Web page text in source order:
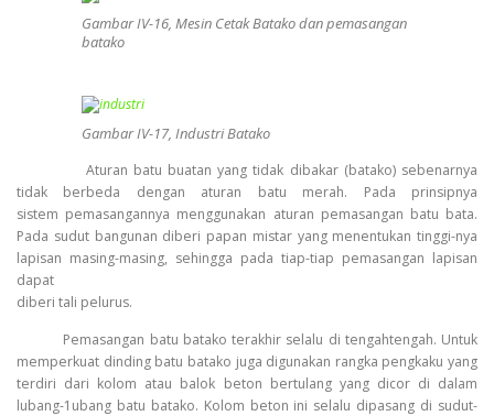
Gambar IV-16, Mesin Cetak Batako dan pemasangan
batako
Gambar IV-17, Industri Batako
Aturan batu buatan yang tidak dibakar (batako) sebenarnya
tidak berbeda dengan aturan batu merah. Pada prinsipnya
sistem pemasangannya menggunakan aturan pemasangan batu bata.
Pada sudut bangunan diberi papan mistar yang menentukan tinggi-nya
lapisan masing-masing, sehingga pada tiap-tiap pemasangan lapisan
dapat
diberi tali pelurus.
Pemasangan batu batako terakhir selalu di tengahtengah. Untuk
memperkuat dinding batu batako juga digunakan rangka pengkaku yang
terdiri dari kolom atau balok beton bertulang yang dicor di dalam
lubang-1ubang batu batako. Kolom beton ini selalu dipasang di sudut-